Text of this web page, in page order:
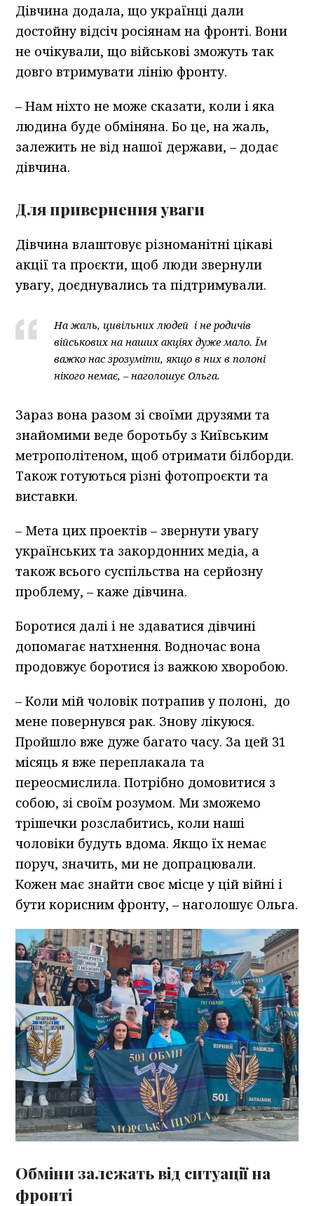
Дівчина додала, що українці дали
достойну відсіч росіянам на фронті. Вони
не очікували, що військові зможуть так
довго втримувати лінію фронту.
– Нам ніхто не може сказати, коли і яка
людина буде обміняна. Бо це, на жаль,
залежить не від нашої держави, – додає
дівчина.
Для привернення уваги
Дівчина влаштовує різноманітні цікаві
акції та проєкти, щоб люди звернули
увагу, доєднувались та підтримували.
На жаль, цивільних людей і не родичів
військових на наших акціях дуже мало. Їм
важко нас зрозуміти, якщо в них в полоні
нікого немає, – наголошує Ольга.
Зараз вона разом зі своїми друзями та
знайомими веде боротьбу з Київським
метрополітеном, щоб отримати білборди.
Також готуються різні фотопроєкти та
виставки.
– Мета цих проектів – звернути увагу
українських та закордонних медіа, а
також всього суспільства на серйозну
проблему, – каже дівчина.
Боротися далі і не здаватися дівчині
допомагає натхнення. Водночас вона
продовжує боротися із важкою хворобою.
– Коли мій чоловік потрапив у полоні, до
мене повернувся рак. Знову лікуюся.
Пройшло вже дуже багато часу. За цей 31
місяць я вже переплакала та
переосмислила. Потрібно домовитися з
собою, зі своїм розумом. Ми зможемо
трішечки розслабитись, коли наші
чоловіки будуть вдома. Якщо їх немає
поруч, значить, ми не допрацювали.
Кожен має знайти своє місце у цій війні і
бути корисним фронту, – наголошує Ольга.
Обміни залежать від ситуації на
фронті